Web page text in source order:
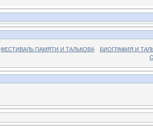
ФЕСТИВАЛЬ ПАМЯТИ И ТАЛЬКОВА
БИОГРАФИЯ И